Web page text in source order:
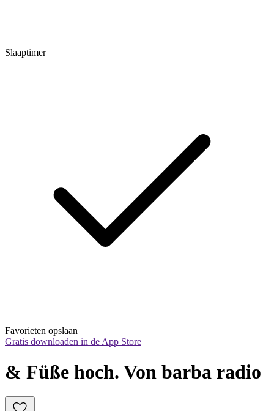
Slaaptimer
Favorieten opslaan
Gratis downloaden in de App Store
& Füße hoch. Von barba radio